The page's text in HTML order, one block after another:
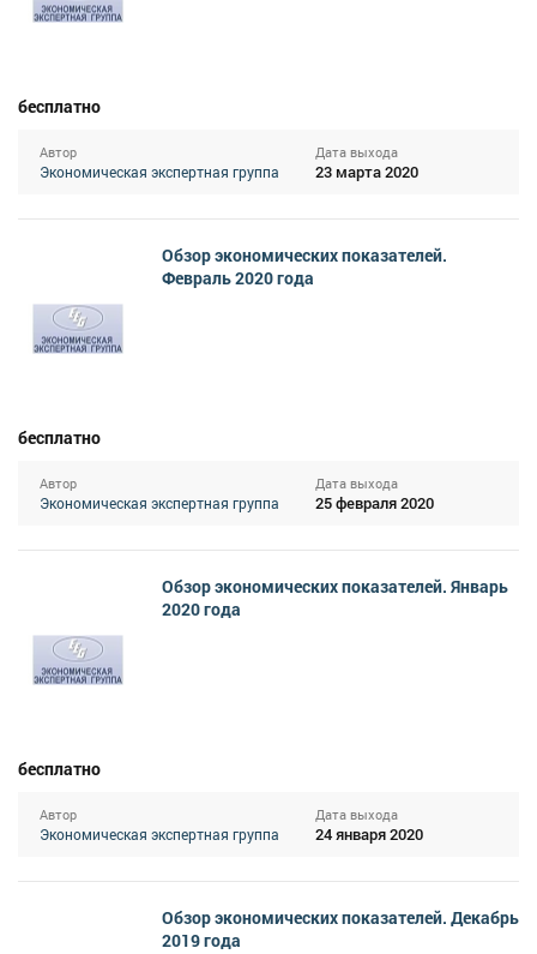
бесплатно
Автор
Экономическая экспертная группа
Дата выхода
23 марта 2020
Обзор экономических показателей.
Февраль 2020 года
бесплатно
Автор
Экономическая экспертная группа
Дата выхода
25 февраля 2020
Обзор экономических показателей. Январь
2020 года
бесплатно
Автор
Экономическая экспертная группа
Дата выхода
24 января 2020
Обзор экономических показателей. Декабрь
2019 года